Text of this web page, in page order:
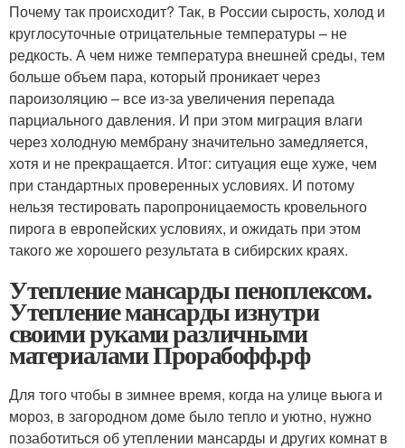
Почему так происходит? Так, в России сырость, холод и
круглосуточные отрицательные температуры – не
редкость. А чем ниже температура внешней среды, тем
больше объем пара, который проникает через
пароизоляцию – все из-за увеличения перепада
парциального давления. И при этом миграция влаги
через холодную мембрану значительно замедляется,
хотя и не прекращается. Итог: ситуация еще хуже, чем
при стандартных проверенных условиях. И потому
нельзя тестировать паропроницаемость кровельного
пирога в европейских условиях, и ожидать при этом
такого же хорошего результата в сибирских краях.
Утепление мансарды пеноплексом.
Утепление мансарды изнутри
своими руками различными
материалами Прорабофф.рф
Для того чтобы в зимнее время, когда на улице вьюга и
мороз, в загородном доме было тепло и уютно, нужно
позаботиться об утеплении мансарды и других комнат в